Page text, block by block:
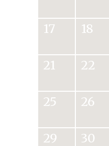
17 18
21 22
25 26
29 30